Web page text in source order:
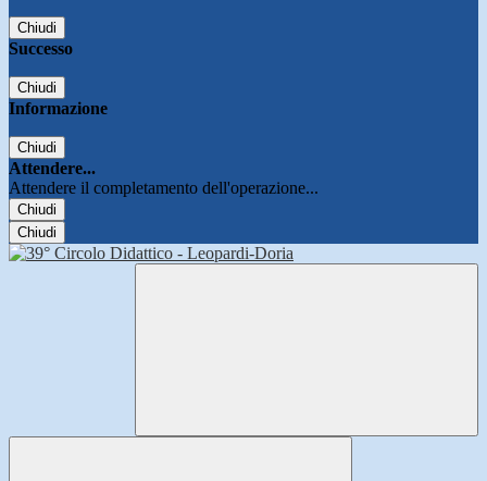
Chiudi
Successo
Chiudi
Informazione
Chiudi
Attendere...
Attendere il completamento dell'operazione...
Chiudi
Chiudi